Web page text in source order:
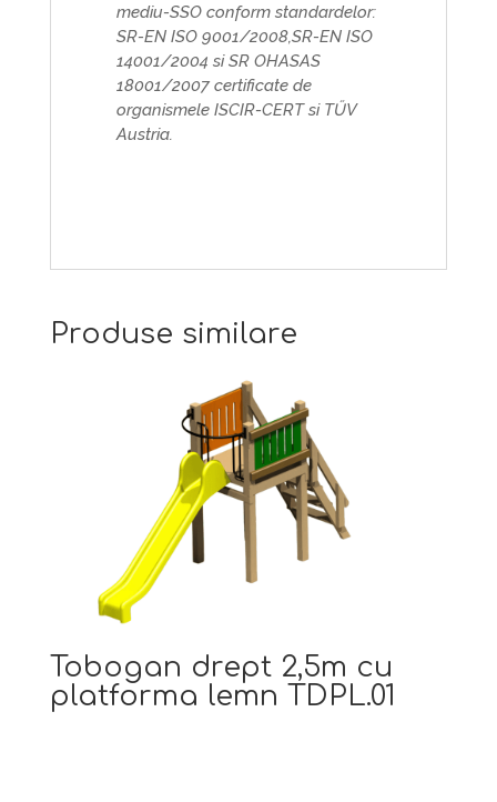
mediu-SSO conform standardelor:
SR-EN ISO 9001/2008,SR-EN ISO
14001/2004 si SR OHASAS
18001/2007 certificate de
organismele ISCIR-CERT si TŰV
Austria.
Produse similare
Tobogan drept 2,5m cu
platforma lemn TDPL.01